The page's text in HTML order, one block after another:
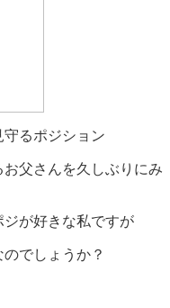
るポジション
父さんを久しぶりにみ
が好きな私ですが
でしょうか？